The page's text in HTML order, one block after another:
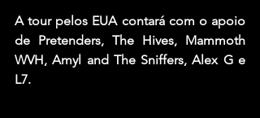
A tour pelos EUA contará com o apoio
de Pretenders, The Hives, Mammoth
WVH, Amyl and The Sniffers, Alex G e
L7.